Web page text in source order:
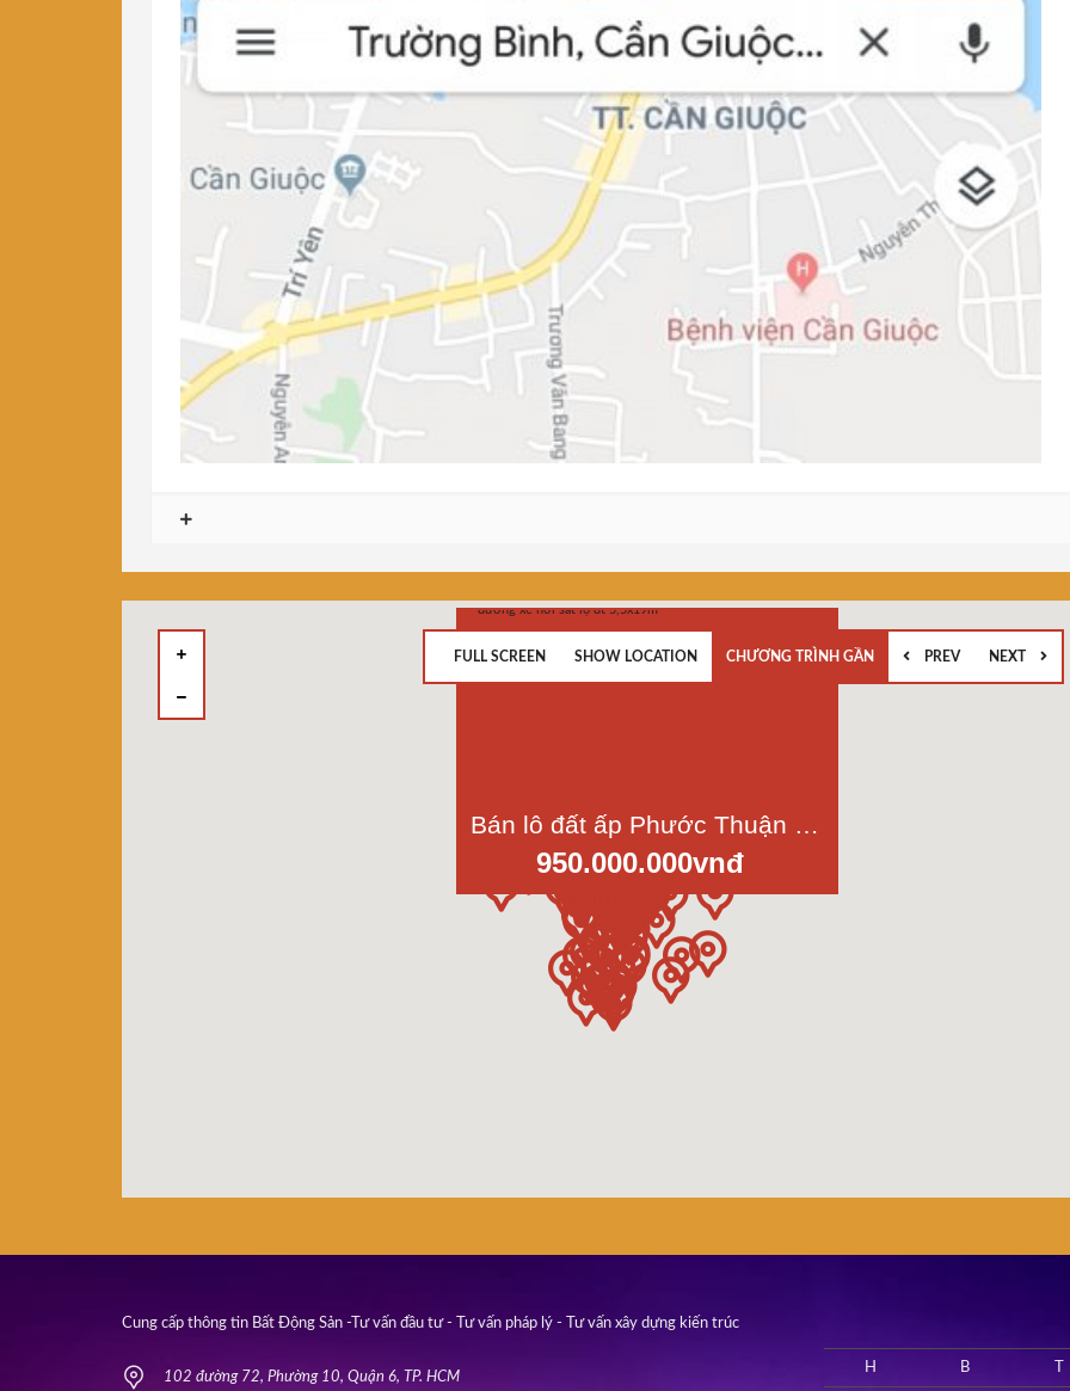
950.000.000vnđ
FULL SCREEN SHOW LOCATION CHƯƠNG TRÌNH GẦN PREV NEXT
Cung cấp thông tin Bất Động Sản -Tư vấn đầu tư - Tư vấn pháp lý - Tư vấn xây dựng kiến trúc
102 đường 72, Phường 10, Quận 6, TP. HCM
H B